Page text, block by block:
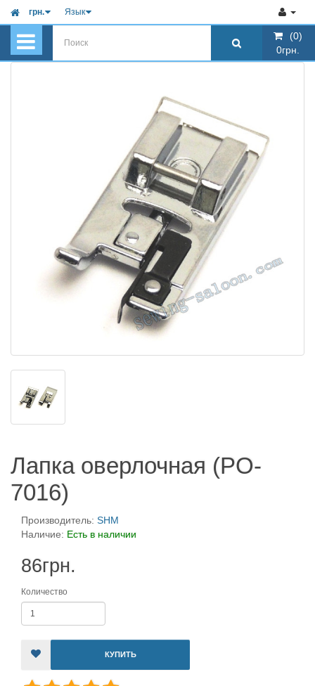
грн. Язык
(0)
0грн.
Лапка оверлочная (PO-
7016)
Производитель: SHM
Наличие: Есть в наличии
86грн.
Количество
КУПИТЬ